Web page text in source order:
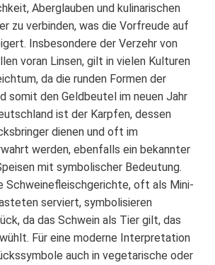
Aberglauben und kulinarischen
zu verbinden, was die Vorfreude auf
Insbesondere der Verzehr von
voran Linsen, gilt in vielen Kulturen
da die runden Formen der
somit den Geldbeutel im neuen Jahr
ist der Karpfen, dessen
dienen und oft im
werden, ebenfalls ein bekannter
mit symbolischer Bedeutung.
Schweinefleischgerichte, oft als Mini-
serviert, symbolisieren
da das Schwein als Tier gilt, das
Für eine moderne Interpretation
auch in vegetarische oder